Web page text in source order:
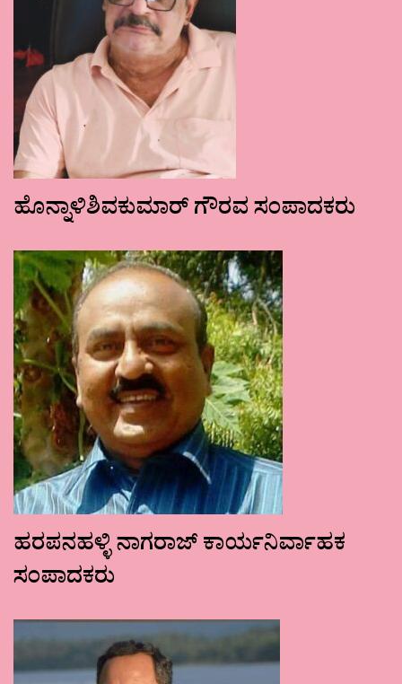
ಹೊನ್ನಾಳಿಶಿವಕುಮಾರ್ ಗೌರವ ಸಂಪಾದಕರು
ಹರಪನಹಳ್ಳಿ ನಾಗರಾಜ್ ಕಾರ್ಯನಿರ್ವಾಹಕ
ಸಂಪಾದಕರು